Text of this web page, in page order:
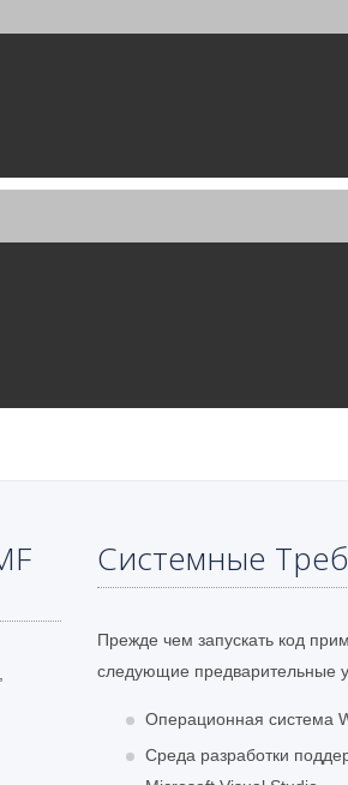
Системные
Прежде чем запускать код
следующие предварительные
Операционная система
Среда разработки